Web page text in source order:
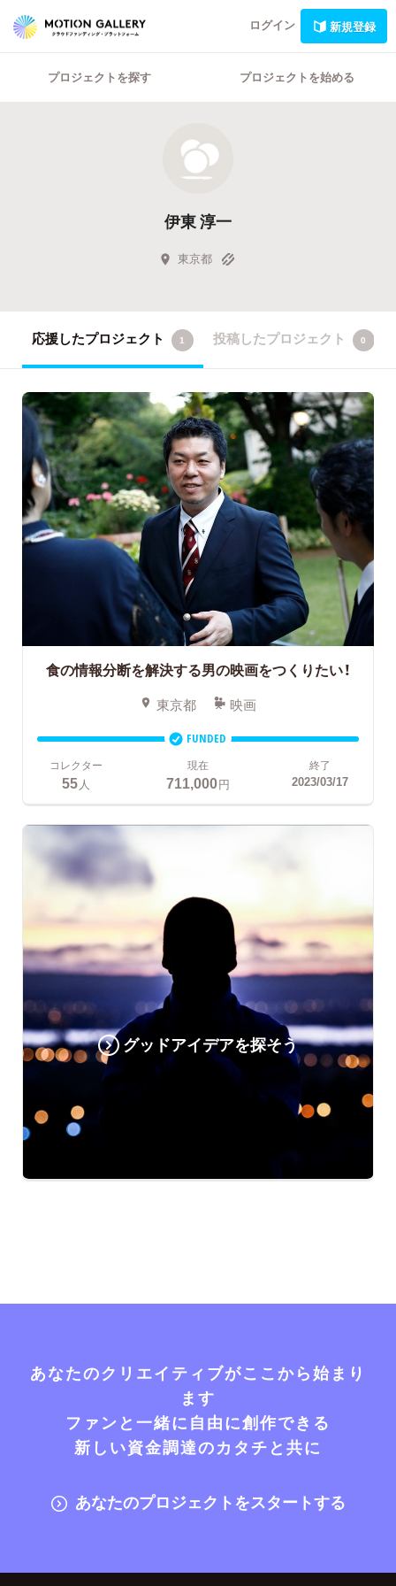
ログイン 新規登録
プロジェクトを探す プロジェクトを始める
伊東 淳一
東京都
応援したプロジェクト 1 投稿したプロジェクト 0
食の情報分断を解決する男の映画をつくりたい！
東京都 映画
FUNDED
コレクター
55 人
現在
711,000円
終了
2023/03/17
グッドアイデアを探そう
あなたのクリエイティブがここから始まり
ます
ファンと一緒に自由に創作できる
新しい資金調達のカタチと共に
あなたのプロジェクトをスタートする